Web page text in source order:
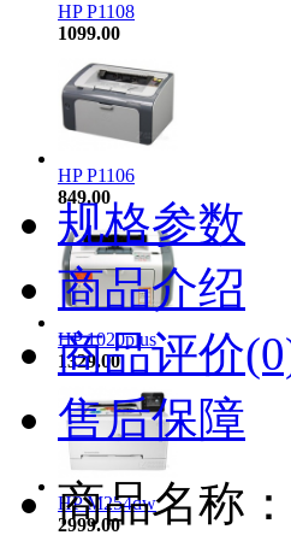
HP P1108
1099.00
HP P1106
849.00
HP 1020plus
1329.00
HP M254dw
2999.00
规格参数
商品介绍
商品评价
售后保障
商品名称